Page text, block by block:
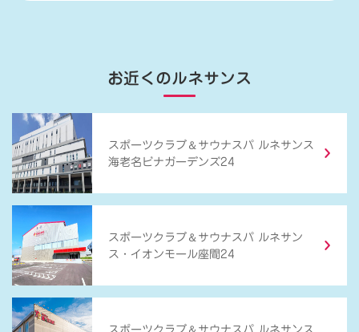
お近くのルネサンス
スポーツクラブ ＆ サウナスパ ルネサンス
海老名ビナガーデンズ24
スポーツクラブ ＆ サウナスパ ルネサン
ス・イオンモール座間24
スポーツクラブ ＆ サウナスパ ルネサンス